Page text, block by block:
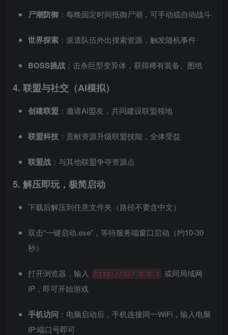
尸潮防御 ：每晚固定时间抵御尸潮，可手动或自动战斗
世界探索 ：派遣队伍外出搜索资源，触发随机事件
BOSS挑战 ：击杀巨型变异体，获得稀有装备、图纸
4. 联盟与社交（AI模拟）
创建联盟 ：邀请AI盟友，共同建设联盟领地
联盟科技 ：贡献资源升级联盟技能，全体受益
联盟战 ：与其他联盟争夺资源点
5. 解压即玩，极简启动
下载后解压到任意文件夹（路径不要含中文）
双击“一键启动.exe”，等待服务端窗口启动（约10-30
秒）
打开浏览器，输入 http://127.0.0.1
或同局域网
IP，即可开始游戏
手机访问 ：电脑启动后，手机连接同一WiFi，输入电脑
IP:端口号即可